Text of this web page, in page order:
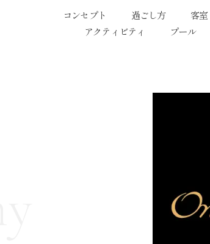
コンセプト 過ごし方 客室
アクティビティ
プール